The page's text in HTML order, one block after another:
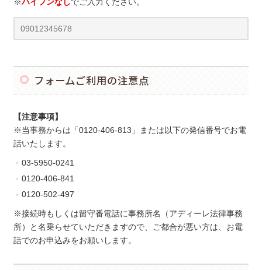
フォームご利用の注意点
【注意事項】
※当事務からは「0120-406-813」または以下の発信番号でお電
話いたします。
03-5950-0241
0120-406-841
0120-502-497
※接続時もしくは留守番電話に事務所名（アディーレ法律事務
所）と名乗らせていただきますので、ご都合が悪い方は、お電
話でのお申込みをお願いします。